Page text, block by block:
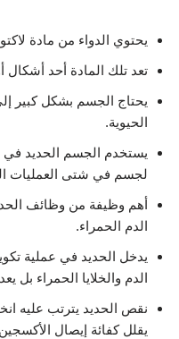
يحتوي الدواء من مادة
تعد تلك المادة أحد
يحتاج الجسم بشكل كبير
الحيوية.
يستخدم الجسم الحديد في
لجسم في شتى العمليات
أهم وظيفة من وظائف
الدم الحمراء.
يدخل الحديد في عملية
الدم والخلايا الحمراء بل
نقص الحديد يترتب عليه
يقلل كفائة إيصال